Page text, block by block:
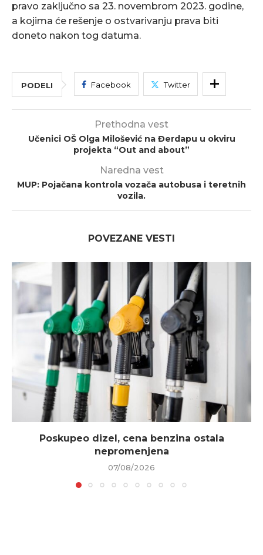
pravo zaključno sa 23. novembrom 2023. godine,
a kojima će rešenje o ostvarivanju prava biti
doneto nakon tog datuma.
PODELI Facebook Twitter
Prethodna vest
Učenici OŠ Olga Milošević na Đerdapu u okviru
projekta “Out and about”
Naredna vest
MUP: Pojačana kontrola vozača autobusa i teretnih
vozila.
POVEZANE VESTI
Poskupeo dizel, cena benzina ostala
nepromenjena
07/08/2026